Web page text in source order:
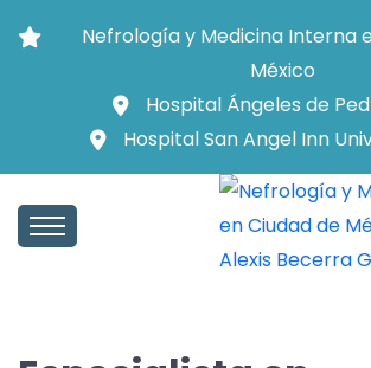
Nefrología y Medicina Interna
México
Hospital Ángeles de
Hospital San Angel Inn